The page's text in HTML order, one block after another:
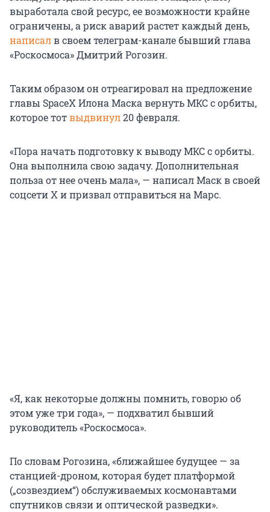
выработала свой ресурс, ее возможности крайне
ограничены, а риск аварий растет каждый день,
написалв своем телеграм-канале бывший глава
«Роскосмоса» Дмитрий Рогозин.
Таким образом он отреагировал на предложение
главы SpaceX Илона Маска вернуть МКС с орбиты,
которое тотвыдвинул20 февраля.
«Пора начать подготовку к выводу МКС с орбиты.
Она выполнила свою задачу. Дополнительная
польза от нее очень мала», — написал Маск в своей
соцсети X и призвал отправиться на Марс.
«Я, как некоторые должны помнить, говорю об
этом уже три года», — подхватил бывший
руководитель «Роскосмоса».
По словам Рогозина, «ближайшее будущее — за
станцией-дроном, которая будет платформой
(„созвездием“) обслуживаемых космонавтами
спутников связи и оптической разведки».